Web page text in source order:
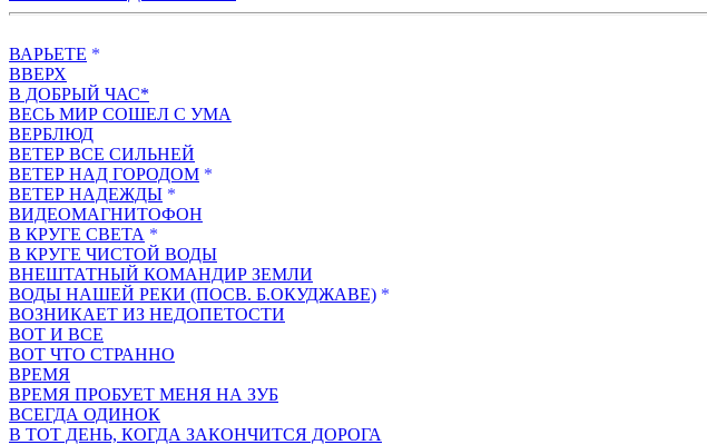
ВАРЬЕТЕ *
ВВЕРХ
В ДОБРЫЙ ЧАС*
ВЕСЬ МИР СОШЕЛ С УМА
ВЕРБЛЮД
ВЕТЕР ВСЕ СИЛЬНЕЙ
ВЕТЕР НАД ГОРОДОМ *
ВЕТЕР НАДЕЖДЫ *
ВИДЕОМАГНИТОФОН
В КРУГЕ СВЕТА *
В КРУГЕ ЧИСТОЙ ВОДЫ
ВНЕШТАТНЫЙ КОМАНДИР ЗЕМЛИ
ВОДЫ НАШЕЙ РЕКИ (ПОСВ. Б.ОКУДЖАВЕ) *
ВОЗНИКАЕТ ИЗ НЕДОПЕТОСТИ
ВОТ И ВСЕ
ВОТ ЧТО СТРАННО
ВРЕМЯ
ВРЕМЯ ПРОБУЕТ МЕНЯ НА ЗУБ
ВСЕГДА ОДИНОК
В ТОТ ДЕНЬ, КОГДА ЗАКОНЧИТСЯ ДОРОГА